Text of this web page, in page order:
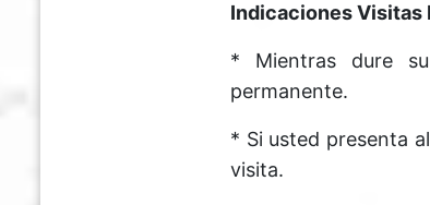
Indicaciones Visitas
* Mientras dure
permanente.
* Si usted presenta
visita.